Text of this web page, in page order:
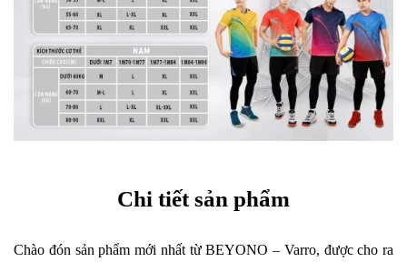
Chi tiết sản phẩm
Chào đón sản phẩm mới nhất từ BEYONO – Varro, được cho ra